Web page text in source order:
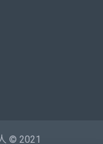
© 2021